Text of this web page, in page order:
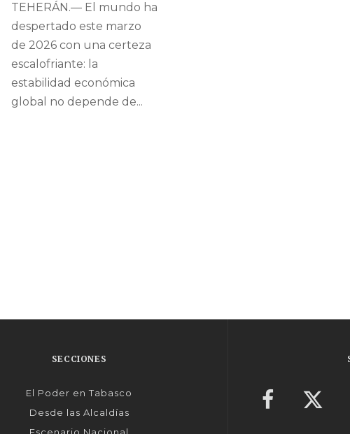
TEHERÁN.— El mundo ha
despertado este marzo
de 2026 con una certeza
escalofriante: la
estabilidad económica
global no depende de...
SECCIONES
El Poder en Tabasco
Desde las Alcaldías